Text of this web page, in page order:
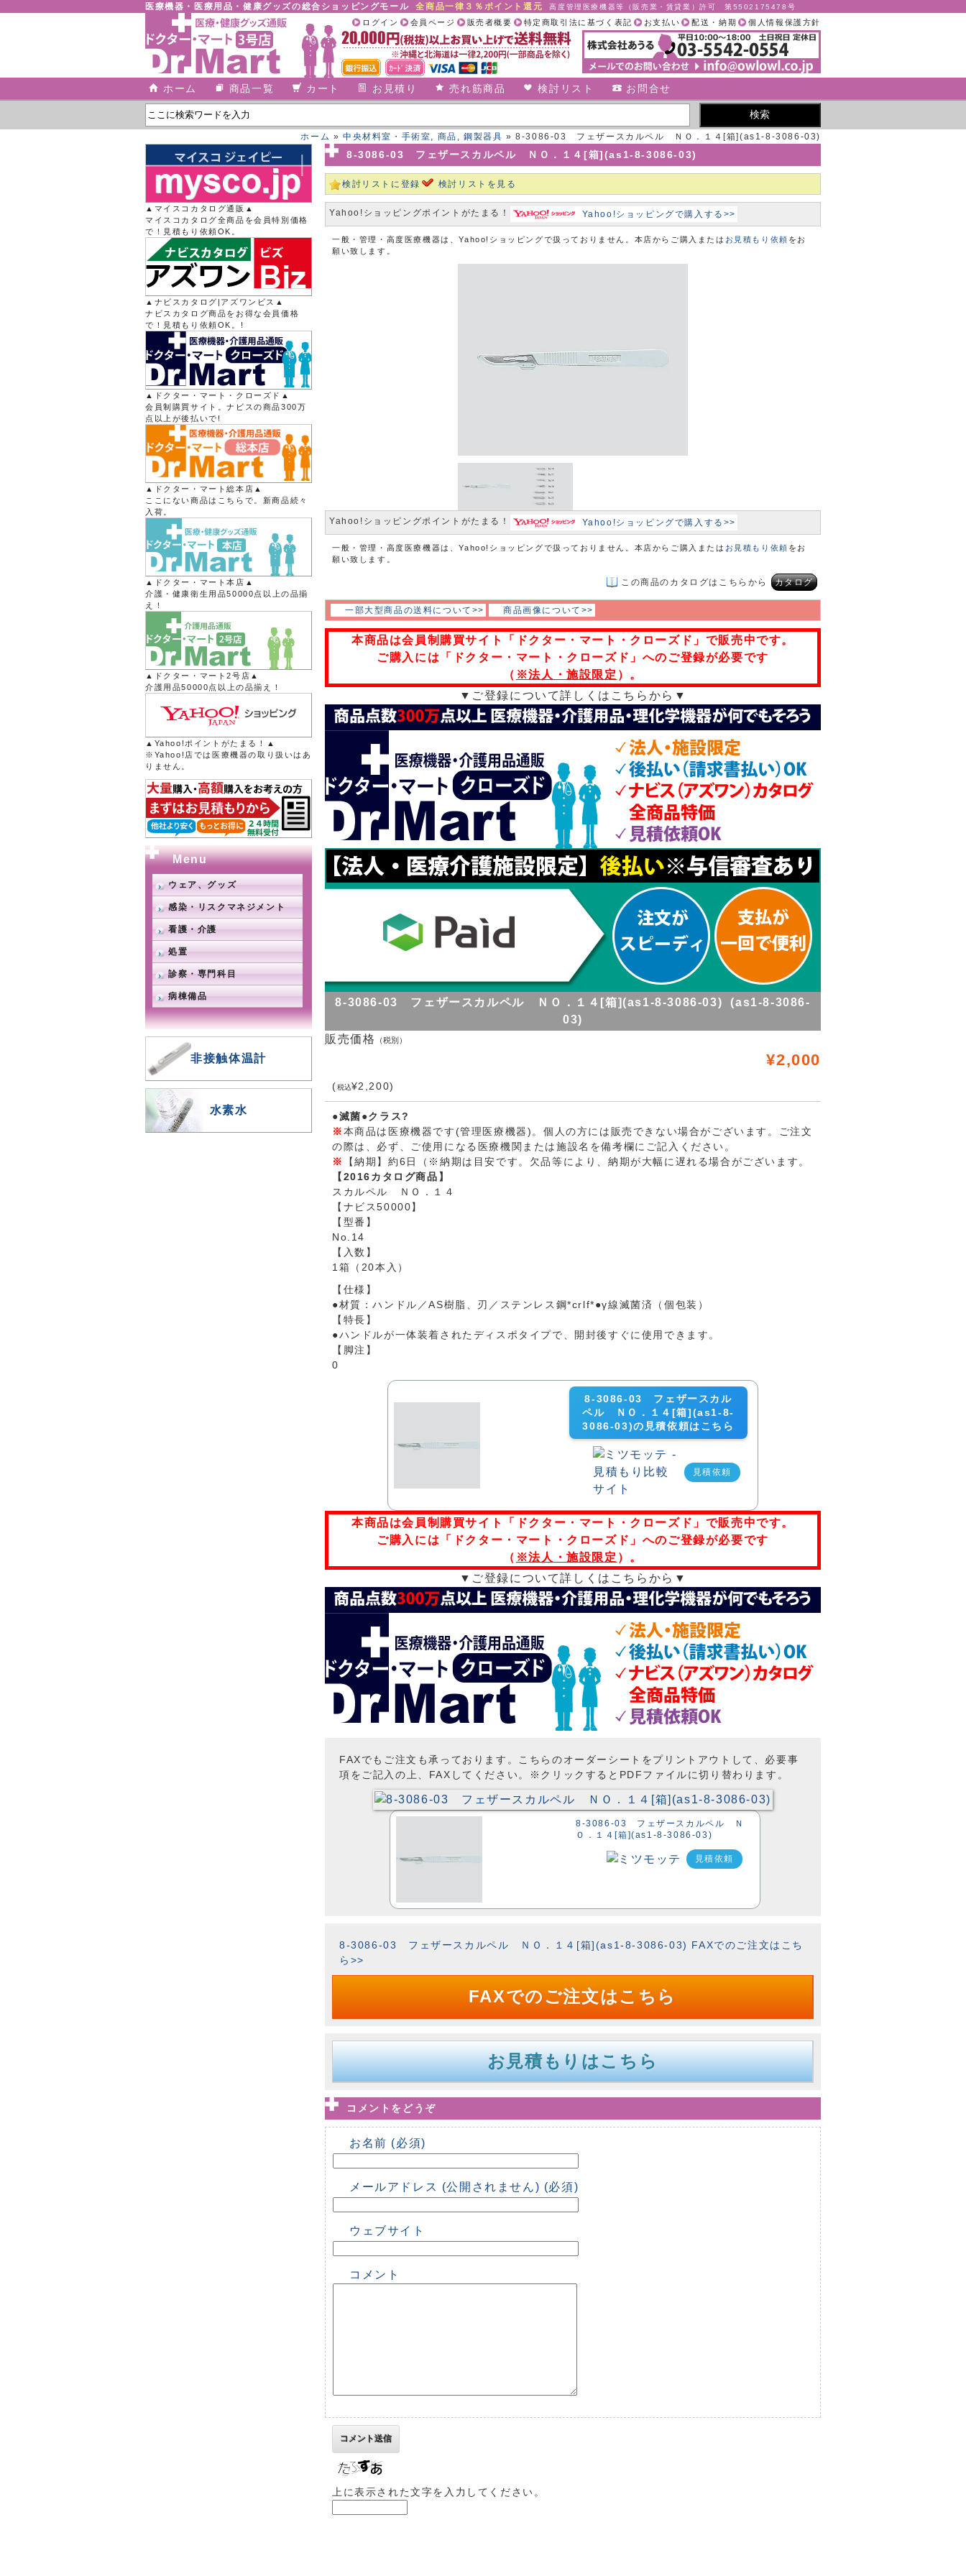
医療機器・医療用品・健康グッズの総合ショッピングモール全商品一律３％ポイント還元 高度管理医療機器等（販売業・賃貸業）許可 第5502175478号
個人情報保護方針
配送・納期
お支払い
特定商取引法に基づく表記
販売者概要
会員ページ
ログイン
ホーム 商品一覧 カート お見積り 売れ筋商品 検討リスト お問合せ
ホーム » 中央材料室・手術室, 商品 , 鋼製器具 » 8-3086-03 フェザースカルペル ＮＯ．１４[箱](as1-8-3086-03)
8-3086-03 フェザースカルペル ＮＯ．１４[箱](as1-8-3086-03)
検討リストに登録 検討リストを見る
Yahoo!ショッピングポイントがたまる！ Yahoo!ショッピングで購入する>>
一般・管理・高度医療機器は、Yahoo!ショッピングで扱っておりません。本店からご購入または お見積もり依頼 をお
願い致します。
Yahoo!ショッピングポイントがたまる！ Yahoo!ショッピングで購入する>>
一般・管理・高度医療機器は、Yahoo!ショッピングで扱っておりません。本店からご購入または お見積もり依頼 をお
願い致します。
この商品のカタログはこちらから カタログ
一部大型商品の送料について>> 商品画像について>>
本商品は会員制購買サイト「ドクター・マート・クローズド」で販売中です。
ご購入には「ドクター・マート・クローズド」へのご登録が必要です
（ ※法人・施設限定 ）。
▼ご登録について詳しくはこちらから▼
8-3086-03 フェザースカルペル ＮＯ．１４[箱](as1-8-3086-03) (as1-8-3086-
03)
販売価格
（税別）
¥2,000
(税込¥2,200)
●滅菌●クラス?
※本商品は医療機器です(管理医療機器)。個人の方には販売できない場合がございます。ご注文
の際は、必ず、ご使用になる医療機関または施設名を備考欄にご記入ください。
※
【納期】約6日（※納期は目安です。欠品等により、納期が大幅に遅れる場合がございます。
【2016カタログ商品】
スカルペル ＮＯ．１４
【ナビス50000】
【型番】
No.14
【入数】
1箱（20本入）
【仕様】
●材質：ハンドル／AS樹脂、刃／ステンレス鋼*crlf*●γ線滅菌済（個包装）
【特長】
●ハンドルが一体装着されたディスポタイプで、開封後すぐに使用できます。
【脚注】
0
8-3086-03 フェザースカル
ペル ＮＯ．１４[箱](as1-8-
3086-03)の見積依頼はこちら
見積依頼
本商品は会員制購買サイト「ドクター・マート・クローズド」で販売中です。
ご購入には「ドクター・マート・クローズド」へのご登録が必要です
（ ※法人・施設限定 ）。
▼ご登録について詳しくはこちらから▼
FAXでもご注文も承っております。こちらのオーダーシートをプリントアウトして、必要事
項をご記入の上、FAXしてください。※クリックするとPDFファイルに切り替わります。
8-3086-03 フェザースカルペル Ｎ
Ｏ．１４[箱](as1-8-3086-03)
見積依頼
8-3086-03 フェザースカルペル ＮＯ．１４[箱](as1-8-3086-03) FAXでのご注文はこち
ら>>
FAXでのご注文はこちら
お見積もりはこちら
コメントをどうぞ
お名前 (必須)
メールアドレス (公開されません) (必須)
ウェブサイト
コメント
上に表示された文字を入力してください。
▲マイスコカタログ通販▲
マイスコカタログ全商品を会員特別価格
で！見積もり依頼OK。
▲ナビスカタログ|アズワンビス▲
ナビスカタログ商品をお得な会員価格
で！見積もり依頼OK。!
▲ドクター・マート・クローズド▲
会員制購買サイト。ナビスの商品300万
点以上が後払いで!
▲ドクター・マート総本店▲
ここにない商品はこちらで。新商品続々
入荷。
▲ドクター・マート本店▲
介護・健康衛生用品50000点以上の品揃
え！
▲ドクター・マート2号店▲
介護用品50000点以上の品揃え！
▲Yahoo!ポイントがたまる！▲
※Yahoo!店では医療機器の取り扱いはあ
りません。
Menu
ウェア、グッズ
感染・リスクマネジメント
看護・介護
処置
診察・専門科目
病棟備品
非接触体温計
水素水